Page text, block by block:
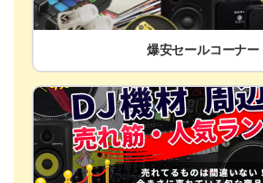
爆安セールコーナー